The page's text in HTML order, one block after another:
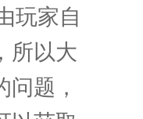
玩家自
所以大
题，